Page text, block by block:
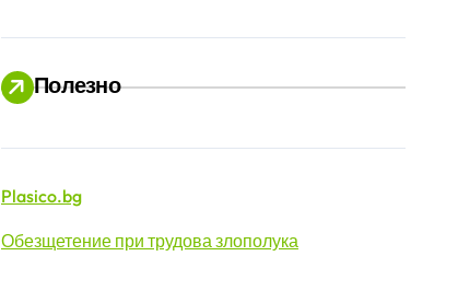
Полезно
Plasico.bg
Обезщетение при трудова злополука